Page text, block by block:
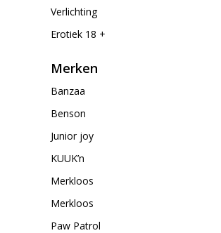
Verlichting
Erotiek 18 +
Merken
Banzaa
Benson
Junior joy
KUUK’n
Merkloos
Merkloos
Paw Patrol